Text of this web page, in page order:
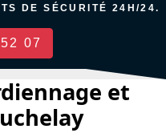
DE SÉCURITÉ 24H/24.
07
et